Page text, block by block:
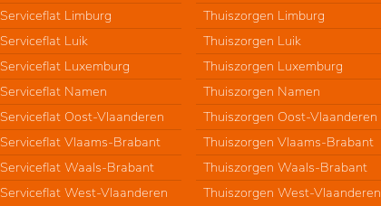
Serviceflat Limburg
Serviceflat Luik
Serviceflat Luxemburg
Serviceflat Namen
Serviceflat Oost-Vlaanderen
Serviceflat Vlaams-Brabant
Serviceflat Waals-Brabant
Serviceflat West-Vlaanderen
Thuiszorgen Limburg
Thuiszorgen Luik
Thuiszorgen Luxemburg
Thuiszorgen Namen
Thuiszorgen Oost-Vlaanderen
Thuiszorgen Vlaams-Brabant
Thuiszorgen Waals-Brabant
Thuiszorgen West-Vlaanderen